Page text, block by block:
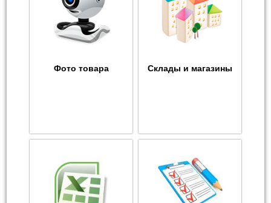
Фото товара Склады и магазины